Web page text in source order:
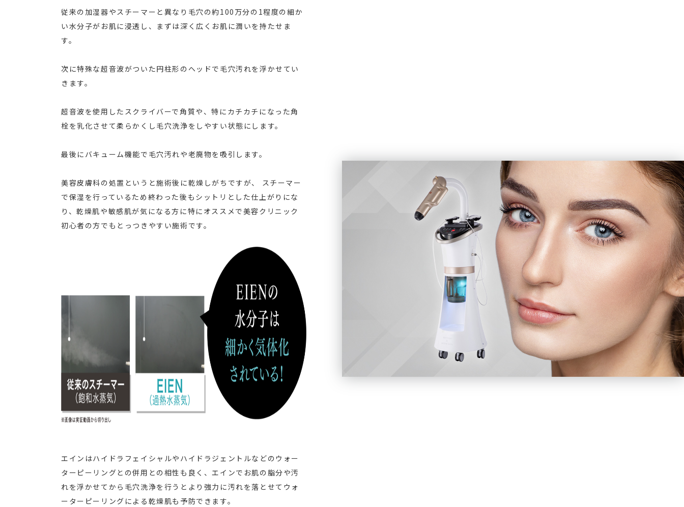
従来の加湿器やスチーマーと異なり毛穴の約100万分の1程度の細か
い水分子がお肌に浸透し、まずは深く広くお肌に潤いを持たせま
す。
次に特殊な超音波がついた円柱形のヘッドで毛穴汚れを浮かせてい
きます。
超音波を使用したスクライバーで角質や、特にカチカチになった角
栓を乳化させて柔らかくし毛穴洗浄をしやすい状態にします。
最後にバキューム機能で毛穴汚れや老廃物を吸引します。
美容皮膚科の処置というと施術後に乾燥しがちですが、 スチーマー
で保湿を行っているため終わった後もシットリとした仕上がりにな
り、乾燥肌や敏感肌が気になる方に特にオススメで美容クリニック
初心者の方でもとっつきやすい施術です。
エインはハイドラフェイシャルやハイドラジェントルなどのウォー
ターピーリングとの併用との相性も良く、エインでお肌の脂分や汚
れを浮かせてから毛穴洗浄を行うとより強力に汚れを落とせてウォ
ーターピーリングによる乾燥肌も予防できます。